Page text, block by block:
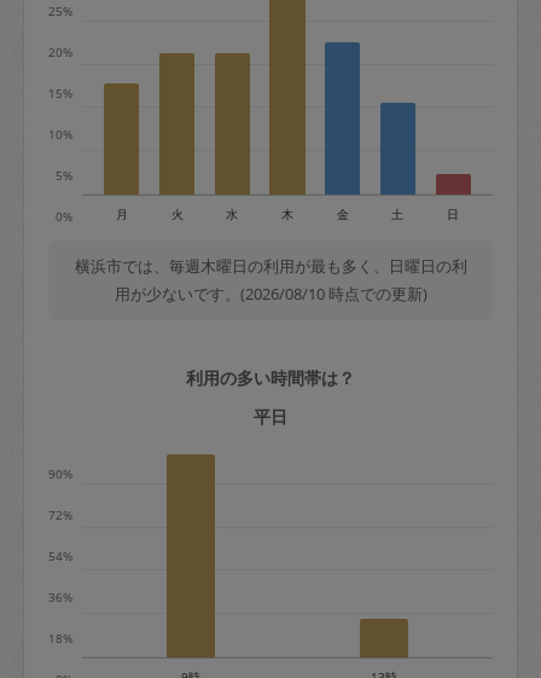
水曜日9時〜金曜日9時まで＝依頼料金の
金曜日9時～土曜日8時まで＝依頼金額の
＋交通費全額
依頼者不在による当日キャンセル＝依頼
金額の100%＋交通費全額
定期契約をキャンセルする場合、毎週定
期は月2回まで隔週定期は月1回までキャ
0%
5%
10%
15%
20%
25%
月 火 水 木 金 土 日
横浜市では、毎週木曜日の利用が最も多く、日曜日の利
用が少ないです。(2026/08/10 時点での更新)
利用の多い時間帯は？
平日
18%
36%
54%
72%
90%